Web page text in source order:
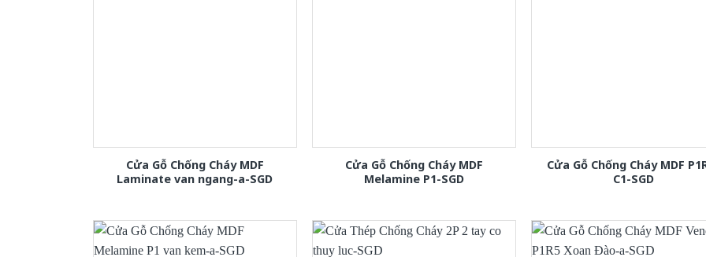
Cửa Gỗ Chống Cháy MDF
Laminate van ngang-a-SGD
Cửa Gỗ Chống Cháy MDF
Melamine P1-SGD
Cửa Gỗ Chống Cháy MDF
C1-SGD